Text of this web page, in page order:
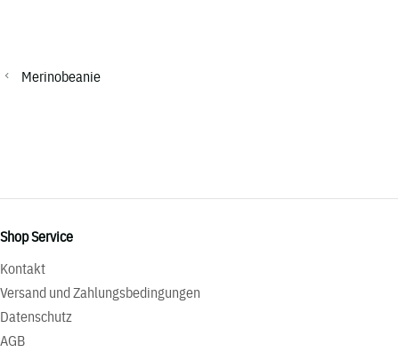
Merinobeanie
Shop Service
Kontakt
Versand und Zahlungsbedingungen
Datenschutz
AGB